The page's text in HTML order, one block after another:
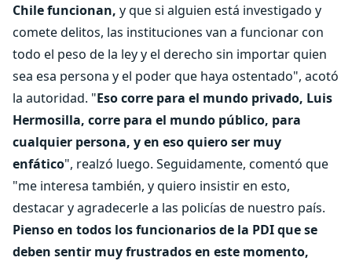
Chile funcionan, y que si alguien está investigado y
comete delitos, las instituciones van a funcionar con
todo el peso de la ley y el derecho sin importar quien
sea esa persona y el poder que haya ostentado", acotó
la autoridad. "Eso corre para el mundo privado, Luis
Hermosilla, corre para el mundo público, para
cualquier persona, y en eso quiero ser muy
enfático", realzó luego. Seguidamente, comentó que
"me interesa también, y quiero insistir en esto,
destacar y agradecerle a las policías de nuestro país.
Pienso en todos los funcionarios de la PDI que se
deben sentir muy frustrados en este momento,